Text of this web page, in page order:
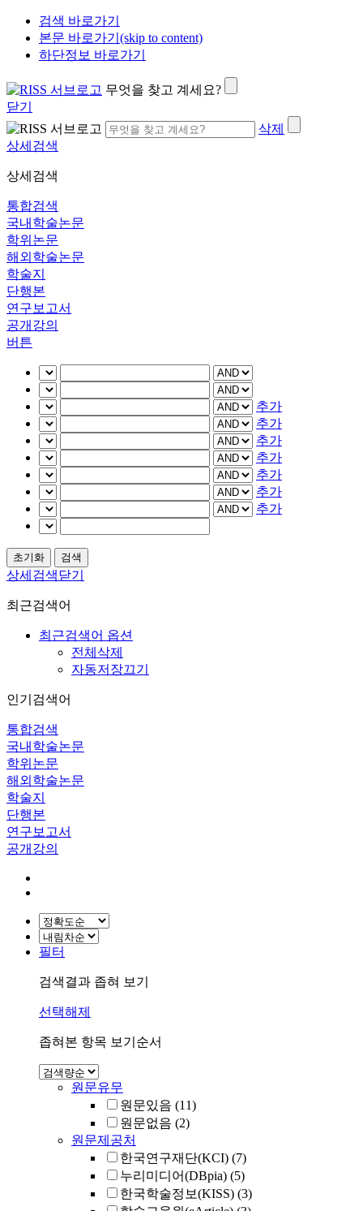
검색 바로가기
본문 바로가기(skip to content)
하단정보 바로가기
무엇을 찾고 계세요?
닫기
삭제
상세검색
상세검색
통합검색
국내학술논문
학위논문
해외학술논문
학술지
단행본
연구보고서
공개강의
버튼
추가
추가
추가
추가
추가
추가
추가
상세검색닫기
최근검색어
최근검색어 옵션
전체삭제
자동저장끄기
인기검색어
통합검색
국내학술논문
학위논문
해외학술논문
학술지
단행본
연구보고서
공개강의
필터
검색결과 좁혀 보기
선택해제
좁혀본 항목 보기순서
원문유무
원문있음 (11)
원문없음 (2)
원문제공처
한국연구재단(KCI) (7)
누리미디어(DBpia) (5)
한국학술정보(KISS) (3)